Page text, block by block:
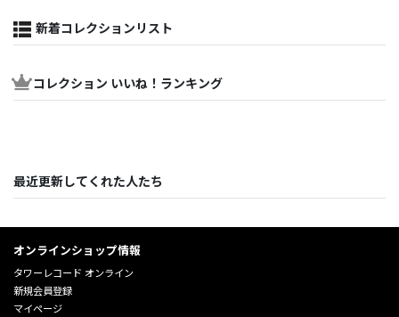
新着コレクションリスト
コレクション いいね！ランキング
最近更新してくれた人たち
オンラインショップ情報
タワーレコード オンライン
新規会員登録
マイページ